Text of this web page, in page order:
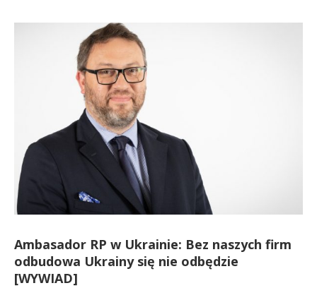
Ambasador RP w Ukrainie: Bez naszych firm
odbudowa Ukrainy się nie odbędzie
[WYWIAD]